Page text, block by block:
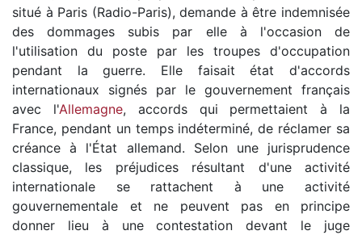
situé à Paris (Radio-Paris), demande à être indemnisée
des dommages subis par elle à l'occasion de
l'utilisation du poste par les troupes d'occupation
pendant la guerre. Elle faisait état d'accords
internationaux signés par le gouvernement français
avec l'Allemagne, accords qui permettaient à la
France, pendant un temps indéterminé, de réclamer sa
créance à l'État allemand. Selon une jurisprudence
classique, les préjudices résultant d'une activité
internationale se rattachent à une activité
gouvernementale et ne peuvent pas en principe
donner lieu à une contestation devant le juge